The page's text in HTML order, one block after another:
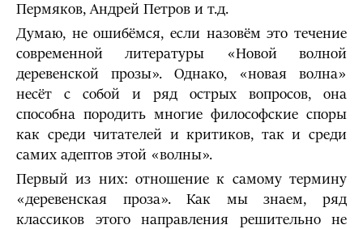
Пермяков, Андрей Петров и т.д.
Думаю, не ошибёмся, если назовём это течение
современной литературы «Новой волной
деревенской прозы». Однако, «новая волна»
несёт с собой и ряд острых вопросов, она
способна породить многие философские споры
как среди читателей и критиков, так и среди
самих адептов этой «волны».
Первый из них: отношение к самому термину
«деревенская проза». Как мы знаем, ряд
классиков этого направления решительно не